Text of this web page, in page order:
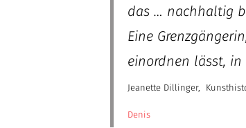
das … nachhaltig
Eine
einordnen lässt, in
Jeanette Dillinger,
Denis